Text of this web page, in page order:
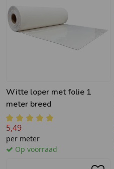
Witte loper met folie 1
meter breed
5,49
per meter
Op voorraad